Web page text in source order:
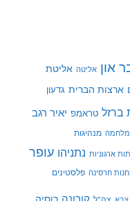
און אליטה אליטת
ארצות הברית גדעון
ברזל טראמפ יאיר רגב
מלחמה מנהיגות
ארגוניות נתניהו עופר
חרסינה פלסטינים
רוסיה